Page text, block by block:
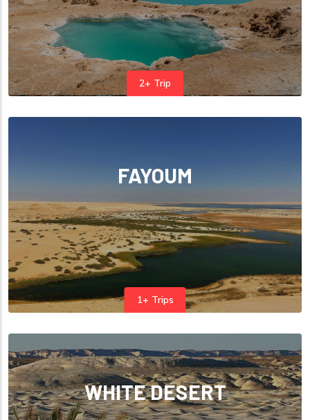
2+ Trip
1+ Trips
FAYOUM
WHITE DESERT